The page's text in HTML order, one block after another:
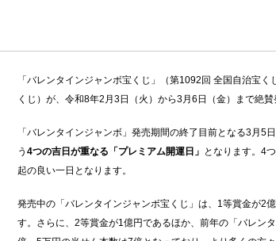
「バレンタインジャンボ宝くじ」（第1092回 全国自治宝
くじ）が、令和8年2月3日（火）から3月6日（金）まで絶賛
「バレンタインジャンボ」発売期間の終了目前となる3月
う 4つの吉日が重なる「プレミアム開運日」 となります。4
起の良い一日となります。
発売中の「バレンタインジャンボ宝くじ」は、1等賞金が2
す。さらに、2等賞金が1億円であるほか、前年の「バレン